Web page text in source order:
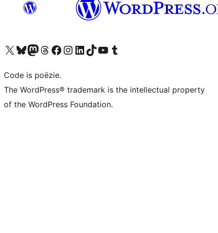
Bezoek ons X (voorheen Twitter) account
Bezoek ons Bluesky account
Bezoek ons Mastodon account
Bezoek ons Threads account
Onze Facebook pagina bezoeken
Bezoek ons Instagram account
Bezoek ons LinkedIn account
Bezoek ons TikTok account
Bezoek ons YouTube kanaalBezoek ons Tumblr account
Code is poëzie.
The WordPress® trademark is the intellectual property
of the WordPress Foundation.